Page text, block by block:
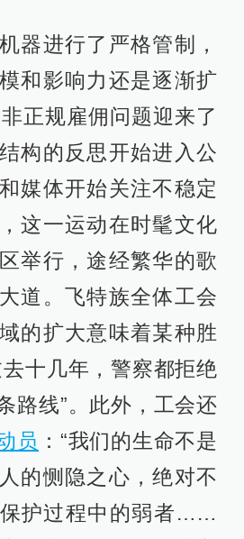
器进行了严格管制，
和影响力还是逐渐扩
正规雇佣问题迎来了
构的反思开始进入公
媒体开始关注不稳定
这一运动在时髦文化
举行，途经繁华的歌
道。飞特族全体工会
的扩大意味着某种胜
十几年，警察都拒绝
路线”。此外，工会还
员 ：“我们的生命不是
的恻隐之心，绝对不
护过程中的弱者……